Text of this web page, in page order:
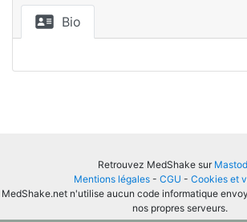
Bio
Retrouvez MedShake sur
Mentions légales - CGU - Cookies et
MedShake.net n'utilise aucun code informatique
nos propres serveurs.